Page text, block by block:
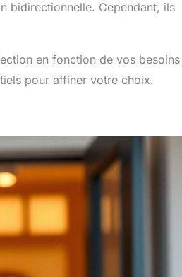
bidirectionnelle. Cependant, ils
en fonction de vos
pour affiner votre choix.